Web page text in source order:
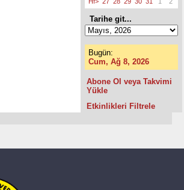
Tarihe git...
Bugün:
Cum, Ağ 8, 2026
Abone Ol veya Takvimi
Yükle
Etkinlikleri Filtrele